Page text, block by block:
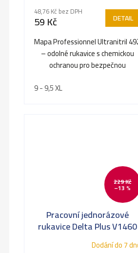
produktu
je
5,0
48,76 Kč bez DPH
59 Kč DETAIL
Mapa Professionnel Ultranitril
– odolné rukavice s chemickou
ochranou pro bezpečnou
9 - 9,5 XL
229 Kč
–13 %
Pracovní jednorázové
rukavice Delta Plus V1460
Kvalitní nitrilové rukavice
Dodání do 7